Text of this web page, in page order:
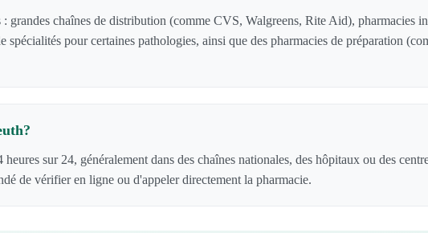
chaînes de distribution (comme CVS, Walgreens, Rite Aid), pharmacies
pour certaines pathologies, ainsi que des pharmacies de préparation
sur 24, généralement dans des chaînes nationales, des hôpitaux ou des
de vérifier en ligne ou d'appeler directement la pharmacie.